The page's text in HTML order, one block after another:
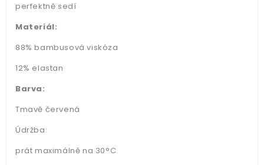
perfektně sedí
Materiál:
88% bambusová viskóza
12% elastan
Barva:
Tmavě červená
Údržba:
prát maximálně na 30°C